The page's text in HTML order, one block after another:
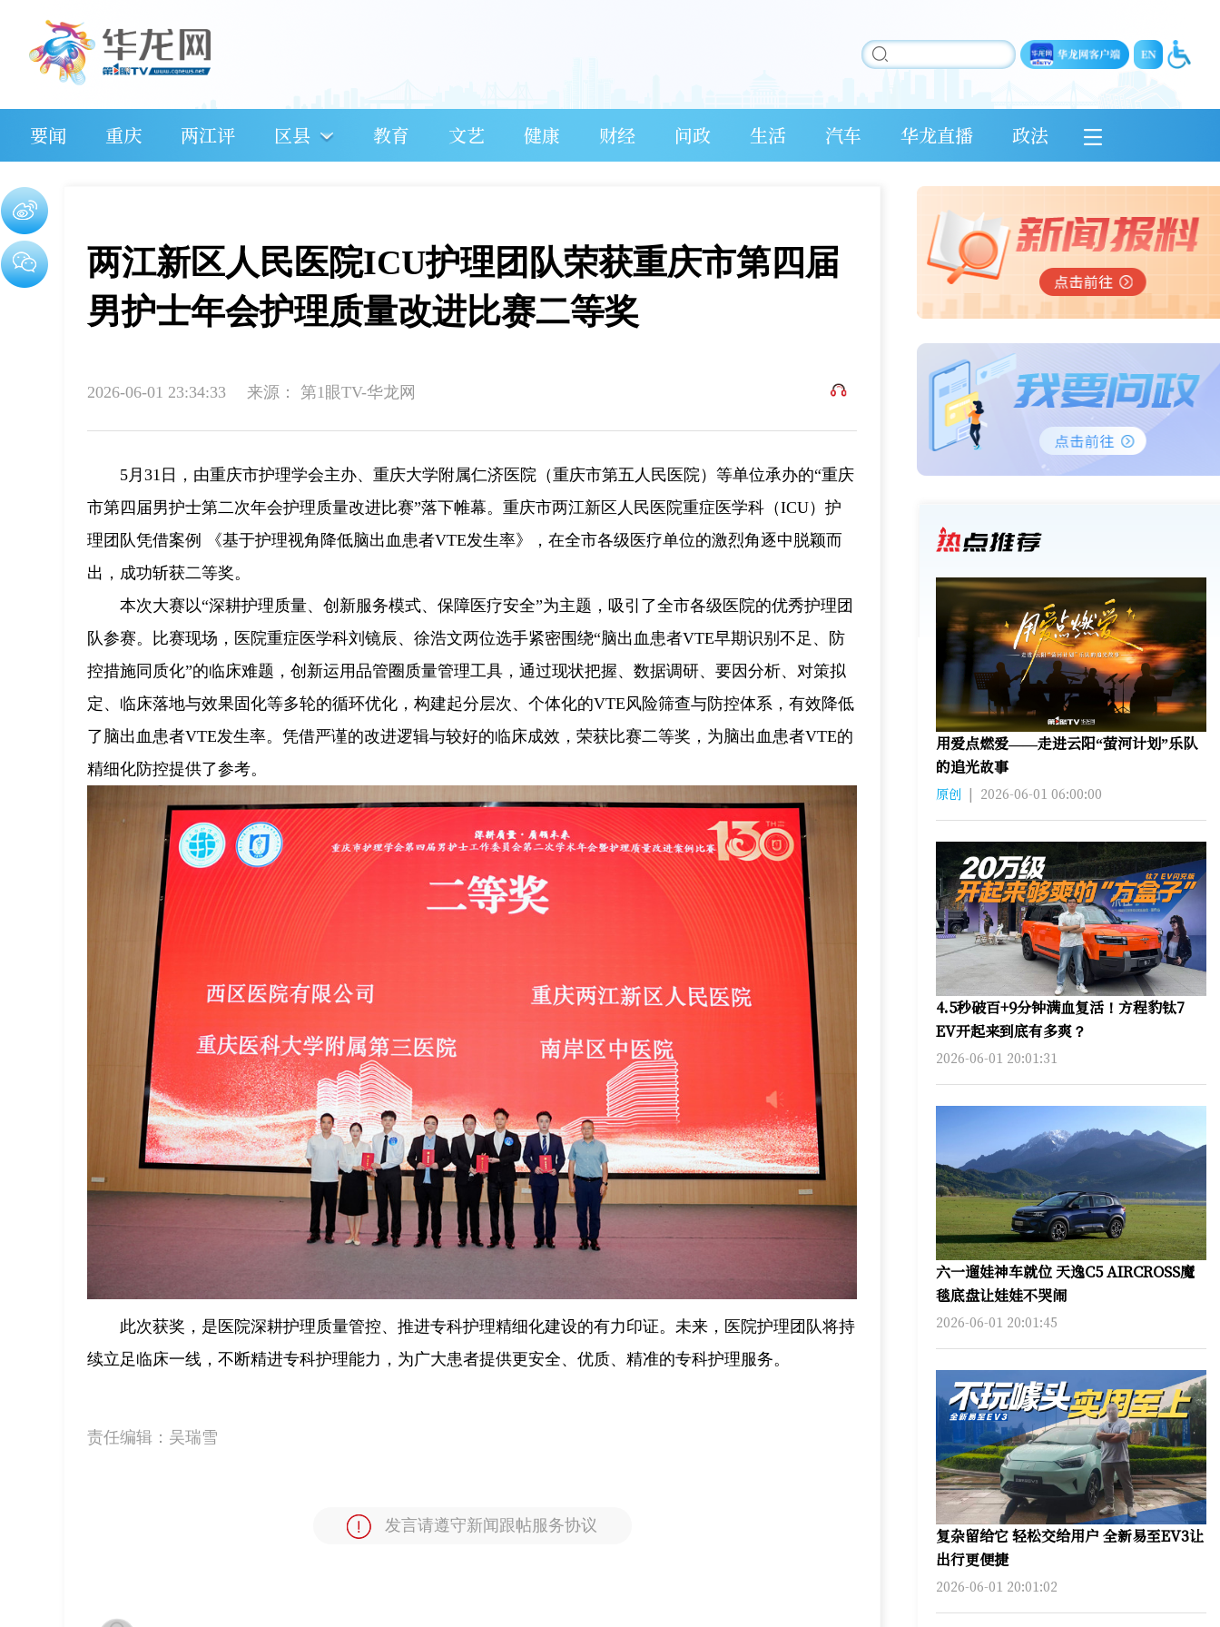
要闻 重庆 两江评 区县 教育 文艺 健康 财经 问政 生活 汽车 华龙直播 政法
两江新区人民医院ICU护理团队荣获重庆市第四届
男护士年会护理质量改进比赛二等奖
2026-06-01 23:34:33 来源： 第1眼TV-华龙网
5月31日，由重庆市护理学会主办、重庆大学附属仁济医院（重庆市第五人民医院）等单位承办的“重庆
市第四届男护士第二次年会护理质量改进比赛”落下帷幕。重庆市两江新区人民医院重症医学科（ICU）护
理团队凭借案例 《基于护理视角降低脑出血患者VTE发生率》，在全市各级医疗单位的激烈角逐中脱颖而
出，成功斩获二等奖。
本次大赛以“深耕护理质量、创新服务模式、保障医疗安全”为主题，吸引了全市各级医院的优秀护理团
队参赛。比赛现场，医院重症医学科刘镜辰、徐浩文两位选手紧密围绕“脑出血患者VTE早期识别不足、防
控措施同质化”的临床难题，创新运用品管圈质量管理工具，通过现状把握、数据调研、要因分析、对策拟
定、临床落地与效果固化等多轮的循环优化，构建起分层次、个体化的VTE风险筛查与防控体系，有效降低
了脑出血患者VTE发生率。凭借严谨的改进逻辑与较好的临床成效，荣获比赛二等奖，为脑出血患者VTE的
精细化防控提供了参考。
此次获奖，是医院深耕护理质量管控、推进专科护理精细化建设的有力印证。未来，医院护理团队将持
续立足临床一线，不断精进专科护理能力，为广大患者提供更安全、优质、精准的专科护理服务。
责任编辑： 吴瑞雪
发言请遵守新闻跟帖服务协议
用爱点燃爱——走进云阳“萤河计划”乐队
的追光故事
原创 | 2026-06-01 06:00:00
4.5秒破百+9分钟满血复活！方程豹钛7
EV开起来到底有多爽？
2026-06-01 20:01:31
六一遛娃神车就位 天逸C5 AIRCROSS魔
毯底盘让娃娃不哭闹
2026-06-01 20:01:45
复杂留给它 轻松交给用户 全新易至EV3让
出行更便捷
2026-06-01 20:01:02